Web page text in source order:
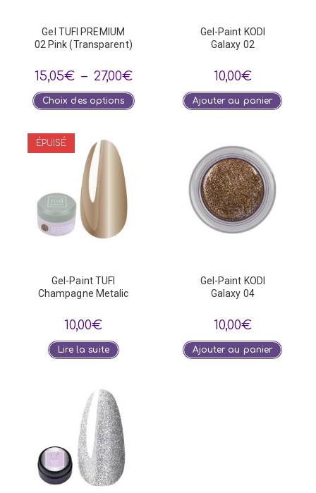
Gel TUFI PREMIUM
02 Pink (Transparent)
15,05€ – 27,00€Plage
prix :
15,05€
Choix des options
produit
Gel-Paint KODI
Galaxy 02
10,00€
Ajouter au panier
ÉPUISÉ
Gel-Paint TUFI
Champagne Metalic
10,00€
Lire la suite
Gel-Paint KODI
Galaxy 04
10,00€
Ajouter au panier